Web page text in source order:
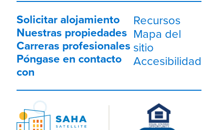
Solicitar alojamiento
Nuestras propiedades
Carreras profesionales
Póngase en contacto
con
Recursos
Mapa del
sitio
Accesibilidad